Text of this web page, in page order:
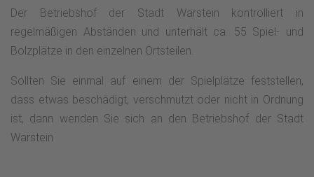
Der Betriebshof der Stadt Warstein kontrolliert in
regelmäßigen Abständen und unterhält ca. 55 Spiel- und
Bolzplätze in den einzelnen Ortsteilen.
Sollten Sie einmal auf einem der Spielplätze feststellen,
dass etwas beschädigt, verschmutzt oder nicht in Ordnung
ist, dann wenden Sie sich an den Betriebshof der Stadt
Warstein